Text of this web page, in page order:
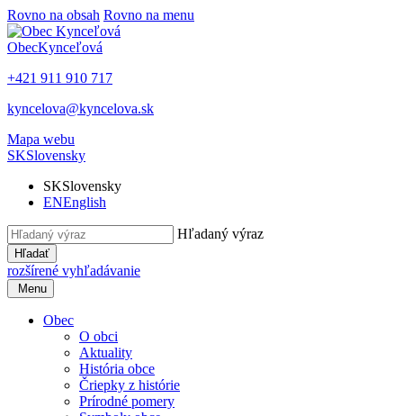
Rovno na obsah Rovno na menu
ObecKynceľová
+421 911 910 717
kyncelova@kyncelova.sk
Mapa webu
SKSlovensky
SKSlovensky
ENEnglish
Hľadaný výraz
Hľadať
rozšírené vyhľadávanie
Menu
Obec
O obci
Aktuality
História obce
Čriepky z histórie
Prírodné pomery